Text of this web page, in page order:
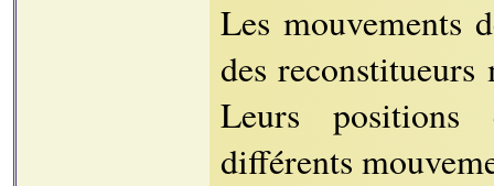
Les mouvements
des reconstitueurs
Leurs positions
différents